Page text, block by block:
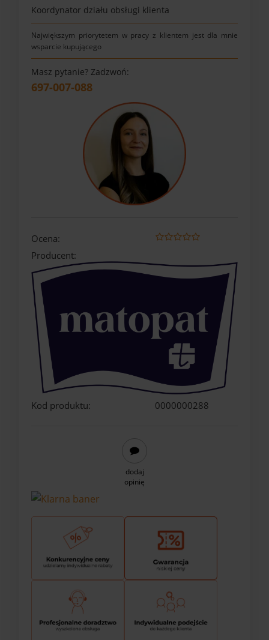
Koordynator działu obsługi klienta
Największym priorytetem w pracy z klientem jest dla mnie
wsparcie kupującego
Masz pytanie? Zadzwoń:
697-007-088
Ocena:
Producent:
Kod produktu: 0000000288
dodaj
opinię